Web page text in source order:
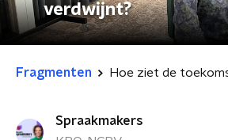
verdwijnt?
Fragmenten
Spraakmakers